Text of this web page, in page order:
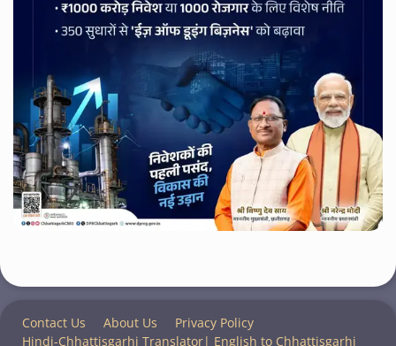
Contact Us About Us
Privacy Policy
Hindi-Chhattisgarhi Translator| English to Chhattisgarhi